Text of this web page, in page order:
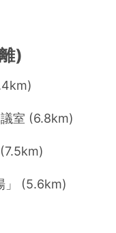
)
室 (6.8km)
」 (5.6km)